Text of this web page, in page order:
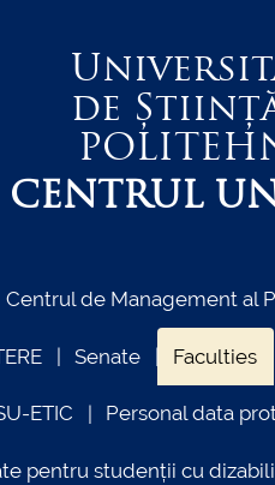
de
CENTRUL
Centrul de Management al
Senate Faculties
ETIC Personal data
pentru studenții cu